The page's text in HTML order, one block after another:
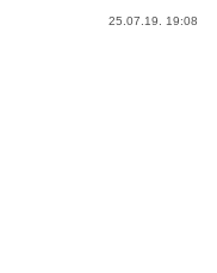
25.07.19. 19:08